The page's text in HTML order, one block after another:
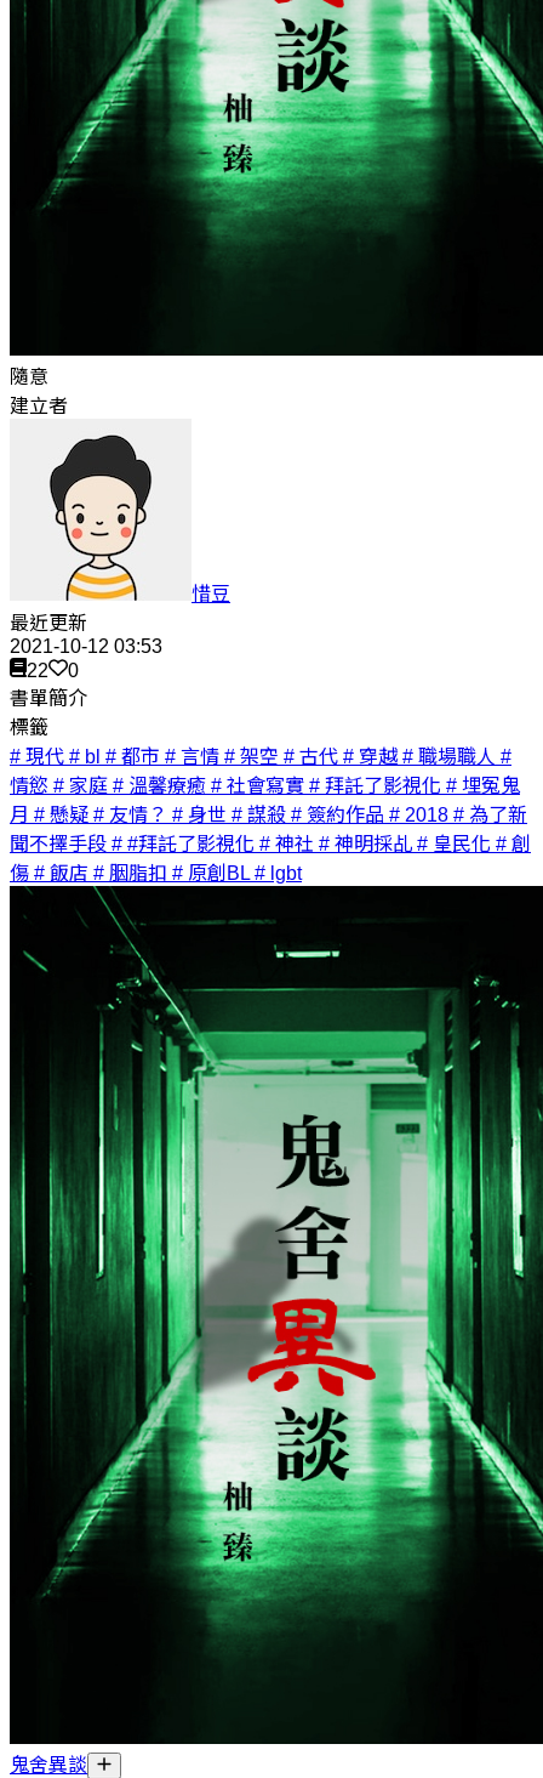
隨意
建立者
惜豆
最近更新
2021-10-12 03:53
22
0
書單簡介
標籤
# 現代 # bl # 都市 # 言情 # 架空 # 古代 # 穿越# 職場職人 #
情慾 # 家庭 # 溫馨療癒 # 社會寫實 # 拜託了影視化 # 埋冤鬼
月 # 懸疑 # 友情？ # 身世 # 謀殺 # 簽約作品 # 2018 # 為了新
聞不擇手段 # #拜託了影視化 # 神社 # 神明採乩 # 皇民化 # 創
傷 # 飯店 # 胭脂扣 # 原創BL # lgbt
鬼舍異談